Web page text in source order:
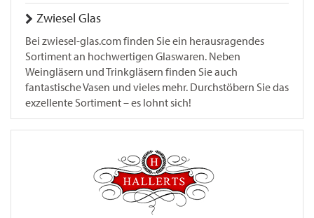
Zwiesel Glas
Bei zwiesel-glas.com finden Sie ein herausragendes
Sortiment an hochwertigen Glaswaren. Neben
Weingläsern und Trinkgläsern finden Sie auch
fantastische Vasen und vieles mehr. Durchstöbern Sie das
exzellente Sortiment – es lohnt sich!